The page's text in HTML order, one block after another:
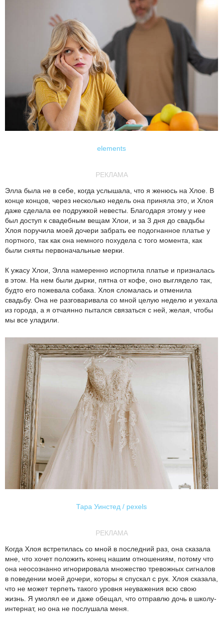
elements
РЕКЛАМА
Элла была не в себе, когда услышала, что я женюсь на Хлое. В
конце концов, через несколько недель она приняла это, и Хлоя
даже сделала ее подружкой невесты. Благодаря этому у нее
был доступ к свадебным вещам Хлои, и за 3 дня до свадьбы
Хлоя поручила моей дочери забрать ее подогнанное платье у
портного, так как она немного похудела с того момента, как
были сняты первоначальные мерки.
К ужасу Хлои, Элла намеренно испортила платье и призналась
в этом. На нем были дырки, пятна от кофе, оно выглядело так,
будто его пожевала собака. Хлоя сломалась и отменила
свадьбу. Она не разговаривала со мной целую неделю и уехала
из города, а я отчаянно пытался связаться с ней, желая, чтобы
мы все уладили.
Тара Уинстед / pexels
РЕКЛАМА
Когда Хлоя встретилась со мной в последний раз, она сказала
мне, что хочет положить конец нашим отношениям, потому что
она неосознанно игнорировала множество тревожных сигналов
в поведении моей дочери, которы я спускал с рук. Хлоя сказала,
что не может терпеть такого уровня неуважения всю свою
жизнь. Я умолял ее и даже обещал, что отправлю дочь в школу-
интернат, но она не послушала меня.